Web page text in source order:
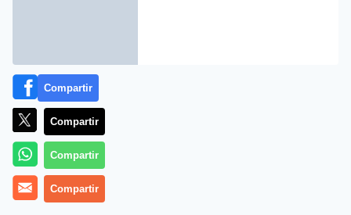
El papa Francisco destacó la «
Compartir
Compartir
Compartir
Compartir